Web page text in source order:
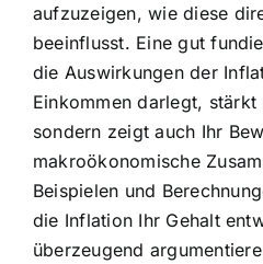
aufzuzeigen, wie diese
beeinflusst. Eine gut
die Auswirkungen der
Einkommen darlegt,
sondern zeigt auch Ihr
makroökonomische
Beispielen und
die Inflation Ihr Gehalt
überzeugend